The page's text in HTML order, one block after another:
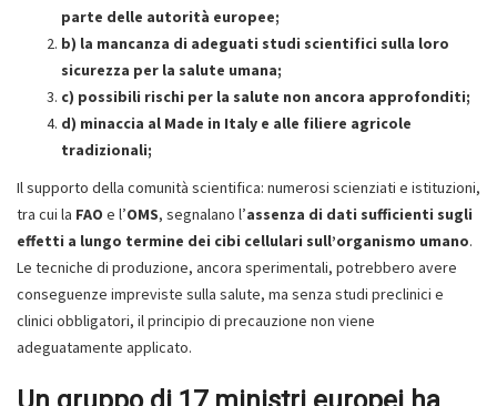
parte delle autorità europee;
b) la mancanza di adeguati studi scientifici sulla loro
sicurezza per la salute umana;
c) possibili rischi per la salute non ancora approfonditi;
d) minaccia al Made in Italy e alle filiere agricole
tradizionali;
Il supporto della comunità scientifica: numerosi scienziati e istituzioni,
tra cui la FAO e l’OMS, segnalano l’assenza di dati sufficienti sugli
effetti a lungo termine dei cibi cellulari sull’organismo umano.
Le tecniche di produzione, ancora sperimentali, potrebbero avere
conseguenze impreviste sulla salute, ma senza studi preclinici e
clinici obbligatori, il principio di precauzione non viene
adeguatamente applicato.